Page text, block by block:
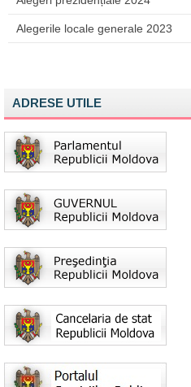
Alegerile locale generale 2023
ADRESE UTILE